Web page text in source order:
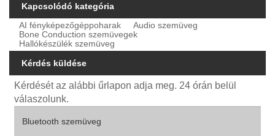
Kapcsolódó kategória
AI fényképezőgéppoharak
Audio szemüveg
Bone Conduction szemüvegek
Hallókészülék szemüveg
Kérdés küldése
Kérdését az alábbi űrlapon adja meg. 24 órán belül
válaszolunk.